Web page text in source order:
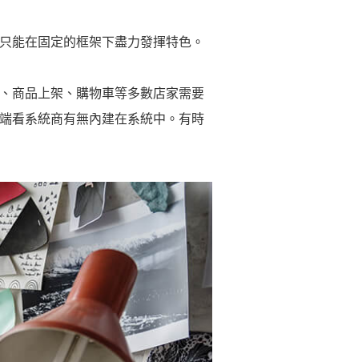
能在固定的框架下盡力發揮特色。
商品上架、購物車等多數店家需要
看系統商有無內建在系統中。有時